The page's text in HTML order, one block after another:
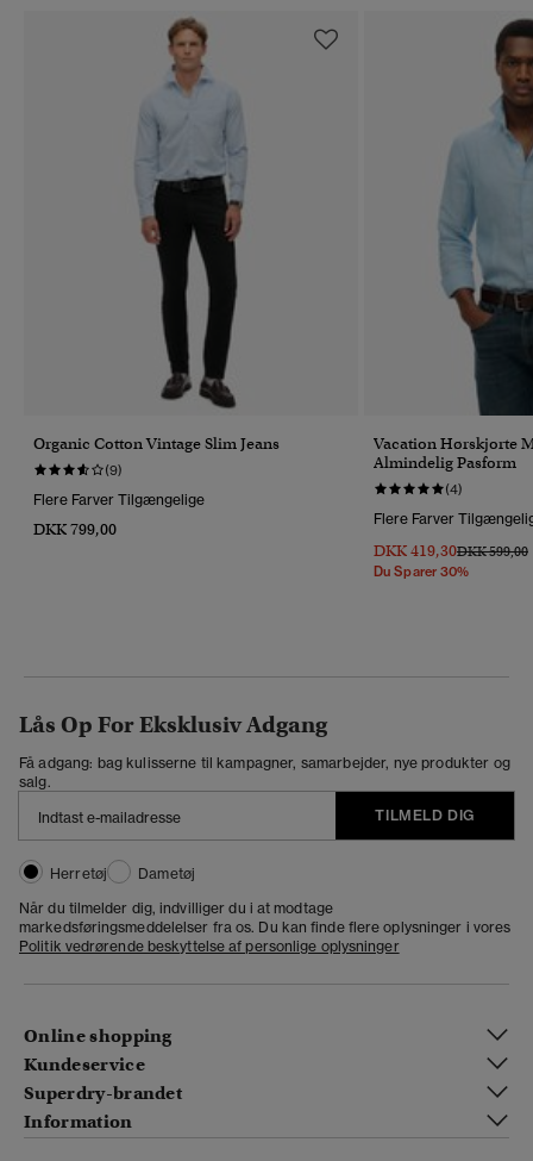
Organic Cotton Vintage Slim Jeans
(9)
Flere Farver Tilgængelige
DKK 799,00
Vacation Hørskjorte
Almindelig Pasform
(4)
Flere Farver
DKK 419,30Pris Nedsat
DKK 599,00
Du Sparer 30%
Lås Op For Eksklusiv Adgang
Få adgang: bag kulisserne til kampagner, samarbejder, nye produkter og
salg.
TILMELD DIG
Herretøj
Dametøj
Når du tilmelder dig, indvilliger du i at modtage
markedsføringsmeddelelser fra os. Du kan finde flere oplysninger i vores
Politik vedrørende beskyttelse af personlige oplysninger
Online shopping
Kundeservice
Superdry-brandet
Information